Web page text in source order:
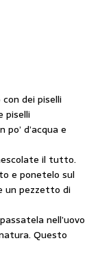
dei piselli
piselli
d’acqua e
il tutto.
e ponetelo sul
un pezzetto di
nell’uovo
Questo